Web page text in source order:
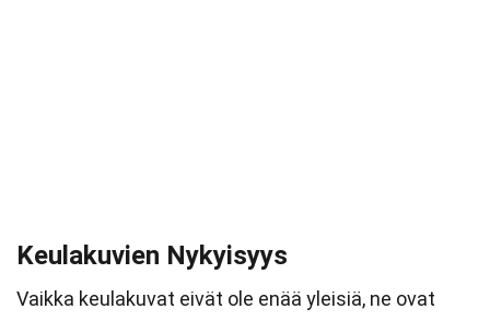
Keulakuvien Nykyisyys
Vaikka keulakuvat eivät ole enää yleisiä, ne ovat